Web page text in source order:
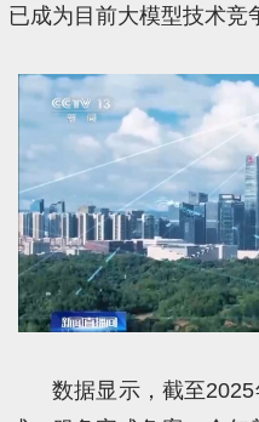
已成为目前大模型技术竞
数据显示，截至